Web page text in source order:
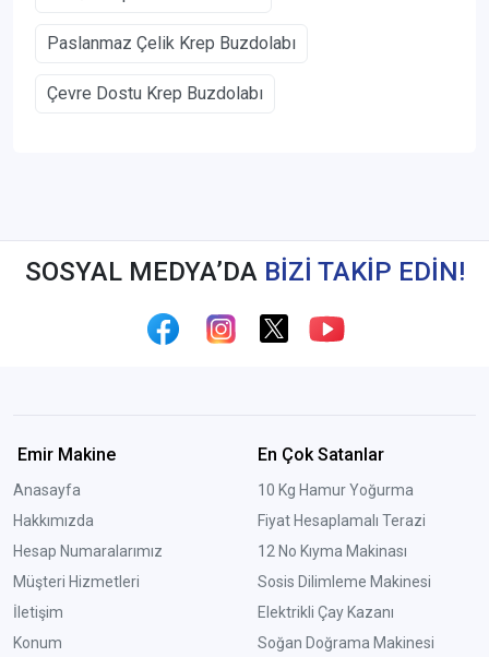
Paslanmaz Çelik Krep Buzdolabı
Çevre Dostu Krep Buzdolabı
SOSYAL MEDYA’DA BİZİ TAKİP EDİN!
Emir Makine
Anasayfa
Hakkımızda
Hesap Numaralarımız
Müşteri Hizmetleri
İletişim
Konum
En Çok Satanlar
10 Kg Hamur Yoğurma
Fiyat Hesaplamalı Terazi
12 No Kıyma Makinası
Sosis Dilimleme Makinesi
Elektrikli Çay Kazanı
Soğan Doğrama Makinesi